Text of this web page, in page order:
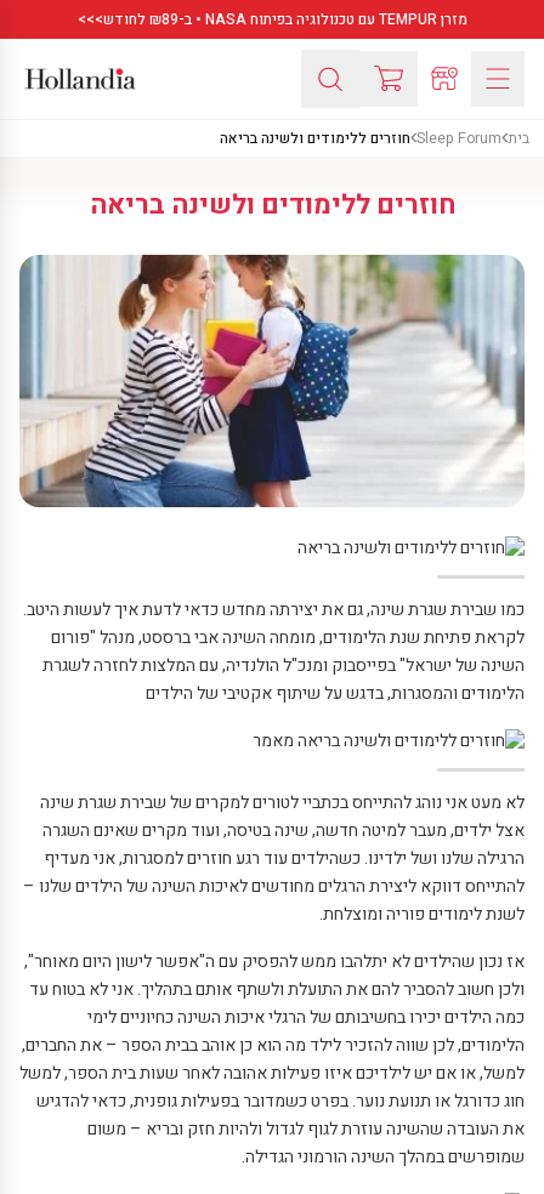
מזרן TEMPUR עם טכנולוגיה בפיתוח NASA • ב-₪89 לחודש>>>
בית Sleep Forum חוזרים ללימודים ולשינה בריאה
חוזרים ללימודים ולשינה בריאה
כמו שבירת שגרת שינה, גם את יצירתה מחדש כדאי לדעת איך לעשות היטב.
לקראת פתיחת שנת הלימודים, מומחה השינה אבי ברססט, מנהל "פורום
השינה של ישראל" בפייסבוק ומנכ"ל הולנדיה, עם המלצות לחזרה לשגרת
הלימודים והמסגרות, בדגש על שיתוף אקטיבי של הילדים
לא מעט אני נוהג להתייחס בכתביי לטורים למקרים של שבירת שגרת שינה
אצל ילדים, מעבר למיטה חדשה, שינה בטיסה, ועוד מקרים שאינם השגרה
הרגילה שלנו ושל ילדינו. כשהילדים עוד רגע חוזרים למסגרות, אני מעדיף
להתייחס דווקא ליצירת הרגלים מחודשים לאיכות השינה של הילדים שלנו –
לשנת לימודים פוריה ומוצלחת.
אז נכון שהילדים לא יתלהבו ממש להפסיק עם ה"אפשר לישון היום מאוחר",
ולכן חשוב להסביר להם את התועלת ולשתף אותם בתהליך. אני לא בטוח עד
כמה הילדים יכירו בחשיבותם של הרגלי איכות השינה כחיוניים לימי
הלימודים, לכן שווה להזכיר לילד מה הוא כן אוהב בבית הספר – את החברים,
למשל, או אם יש לילדיכם איזו פעילות אהובה לאחר שעות בית הספר, למשל
חוג כדורגל או תנועת נוער. בפרט כשמדובר בפעילות גופנית, כדאי להדגיש
את העובדה שהשינה עוזרת לגוף לגדול ולהיות חזק ובריא – משום
שמופרשים במהלך השינה הורמוני הגדילה.